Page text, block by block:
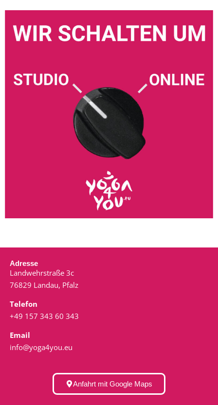
Adresse
Landwehrstraße 3c
76829 Landau, Pfalz
Telefon
+49 157 343 60 343
Email
info@yoga4you.eu
Anfahrt mit Google Maps